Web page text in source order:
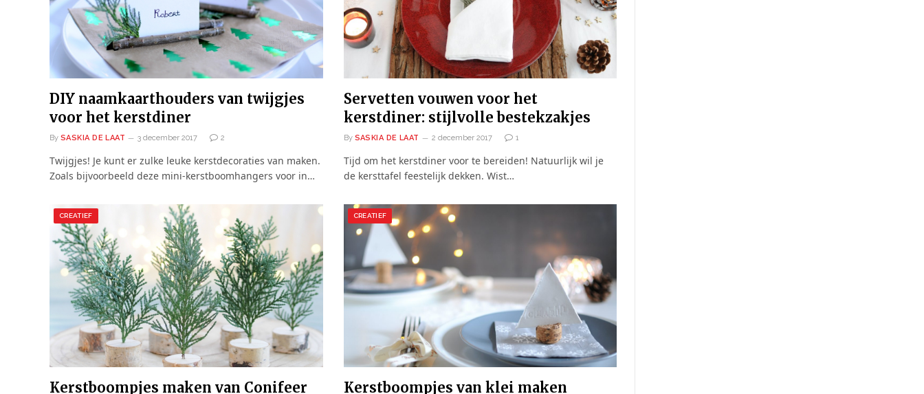
DIY naamkaarthouders van twijgjes
voor het kerstdiner
By SASKIA DE LAAT 3 december 2017 2
Twijgjes! Je kunt er zulke leuke kerstdecoraties van maken.
Zoals bijvoorbeeld deze mini-kerstboomhangers voor in…
Servetten vouwen voor het
kerstdiner: stijlvolle bestekzakjes
By SASKIA DE LAAT 2 december 2017 1
Tijd om het kerstdiner voor te bereiden! Natuurlijk wil je
de kersttafel feestelijk dekken. Wist…
CREATIEF
Kerstboompjes maken van Conifeer
CREATIEF
Kerstboompjes van klei maken